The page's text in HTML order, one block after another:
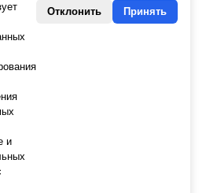
кольца
стопорных колец
изоляции
и
Отклонить Принять